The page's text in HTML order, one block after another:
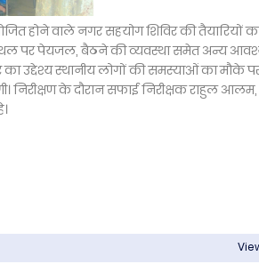
होने वाले नगर सहयोग शिविर की तैयारियों
स्थल पर पेयजल, बैठने की व्यवस्था समेत अन्य
उद्देश्य स्थानीय लोगों की समस्याओं का मौके
निरीक्षण के दौरान सफाई निरीक्षक राहुल आलम,